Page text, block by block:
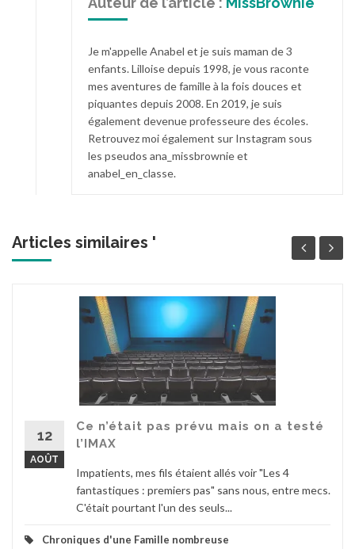
Je m'appelle Anabel et je suis maman de 3
enfants. Lilloise depuis 1998, je vous raconte
mes aventures de famille à la fois douces et
piquantes depuis 2008. En 2019, je suis
également devenue professeure des écoles.
Retrouvez moi également sur Instagram sous
les pseudos ana_missbrownie et
anabel_en_classe.
Articles similaires '
12
AOÛT
Ce n’était pas prévu mais on a testé
l’IMAX
Impatients, mes fils étaient allés voir "Les 4
fantastiques : premiers pas" sans nous, entre mecs.
C'était pourtant l'un des seuls...
Chroniques d'une Famille nombreuse